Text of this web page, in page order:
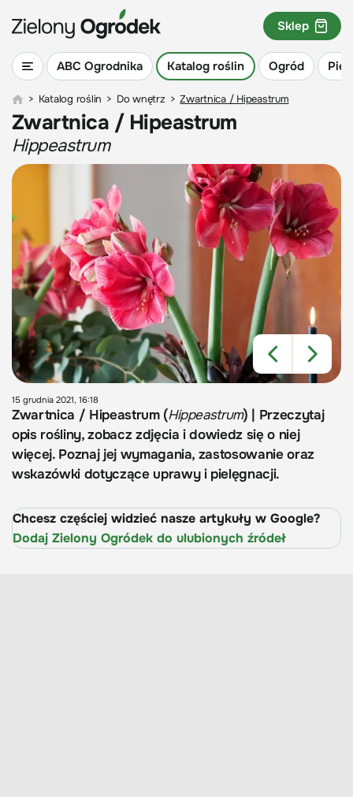
ABC Ogrodnika Katalog roślin Ogród
Sklep
> Katalog roślin > Do wnętrz > Zwartnica / Hipeastrum
Zwartnica / Hipeastrum
Hippeastrum
15 grudnia 2021, 16:18
Zwartnica / Hipeastrum (Hippeastrum) | Przeczytaj
opis rośliny, zobacz zdjęcia i dowiedz się o niej
więcej. Poznaj jej wymagania, zastosowanie oraz
wskazówki dotyczące uprawy i pielęgnacji.
Chcesz częściej widzieć nasze artykuły w Google?
Dodaj Zielony Ogródek do ulubionych źródeł